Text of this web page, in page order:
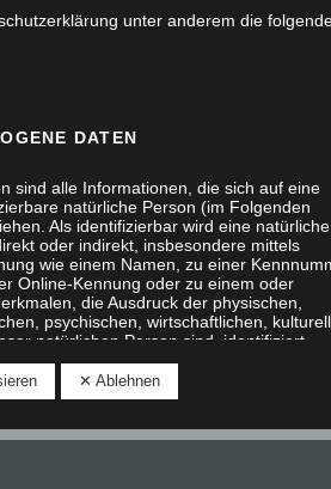
unter anderem die
DATEN
sind alle Informationen, die sich auf eine
natürliche Person (im Folgenden
Als identifizierbar wird eine natürliche
oder indirekt, insbesondere mittels
wie einem Namen, zu einer
Online-Kennung oder zu einem oder
die Ausdruck der physischen,
psychischen, wirtschaftlichen,
natürlichen Person sind, identifiziert
✕ Ablehnen